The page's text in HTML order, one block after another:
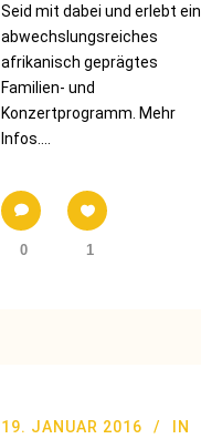
Seid mit dabei und erlebt ein
abwechslungsreiches
afrikanisch geprägtes
Familien- und
Konzertprogramm. Mehr
Infos....
0 1
19. JANUAR 2016
IN